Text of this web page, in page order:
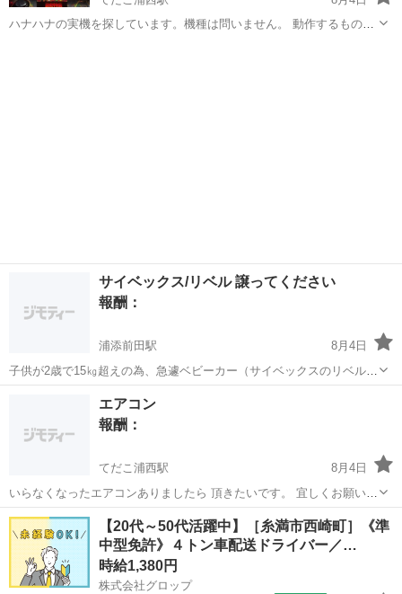
ハナハナの実機を探しています。機種は問いません。 動作するもので
サイベックス/リベル 譲ってください
報酬：
浦添前田駅
8月4日
子供が2歳で15㎏超えの為、急遽ベビーカー（サイベックスのリベル）
を探しています。 もしお譲りいただけそうな方がおりましたら、宜し
くお願いします🙇エアコン
報酬：
てだこ浦西駅
8月4日
いらなくなったエアコンありましたら 頂きたいです。 宜しくお願いい
たします🙇 取り外しも出来ます。
沖縄 沖縄市 てだこ浦西駅 買いたい/ください
【20代～50代活躍中】［糸満市西崎町］《準
中型免許》４トン車配送ドライバー／…
時給1,380円
株式会社グロップ